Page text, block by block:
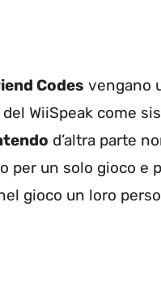
Codes vengano
WiiSpeak come
d’altra parte
un solo gioco e
gioco un loro